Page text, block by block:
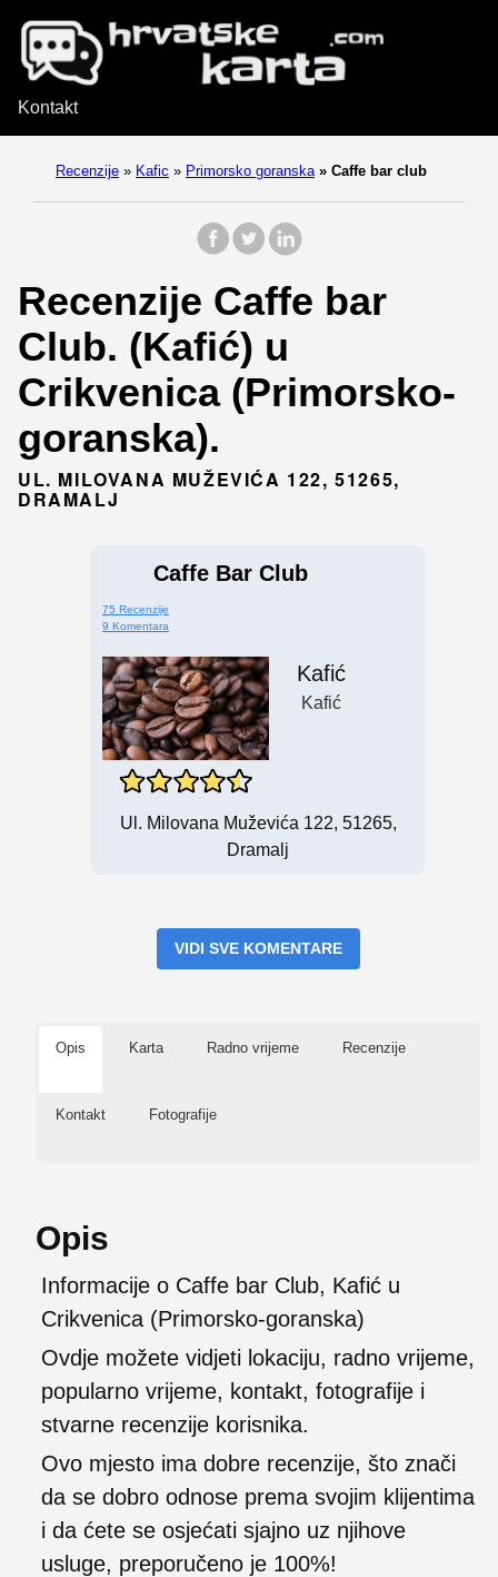
Kontakt
Recenzije » Kafic » Primorsko goranska » Caffe bar club
Recenzije Caffe bar
Club. (Kafić) u
Crikvenica (Primorsko-
goranska).
UL. MILOVANA MUŽEVIĆA 122, 51265,
DRAMALJ
Caffe Bar Club
75 Recenzije
9 Komentara
Kafić
Kafić
Ul. Milovana Muževića 122, 51265,
Dramalj
VIDI SVE KOMENTARE
Opis Karta Radno vrijeme Recenzije
Kontakt Fotografije
Opis
Informacije o Caffe bar Club, Kafić u
Crikvenica (Primorsko-goranska)
Ovdje možete vidjeti lokaciju, radno vrijeme,
popularno vrijeme, kontakt, fotografije i
stvarne recenzije korisnika.
Ovo mjesto ima dobre recenzije, što znači
da se dobro odnose prema svojim klijentima
i da ćete se osjećati sjajno uz njihove
usluge, preporučeno je 100%!